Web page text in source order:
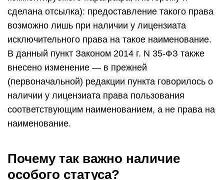
сделана отсылка): предоставление такого права
возможно лишь при наличии у лицензиата
исключительного права на такое наименование.
В данный пункт Законом 2014 г. N 35-ФЗ также
внесено изменение — в прежней
(первоначальной) редакции пункта говорилось о
наличии у лицензиата права пользования
соответствующим наименованием, а не права на
наименование.
Почему так важно наличие
особого статуса?